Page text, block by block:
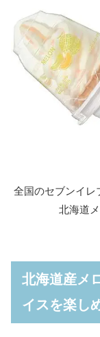
全国のセブンイレ
北海道
北海道産メ
イスを楽し